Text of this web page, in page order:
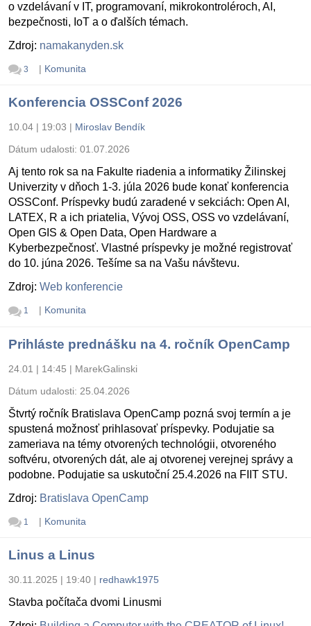
o vzdelávaní v IT, programovaní, mikrokontroléroch, AI,
bezpečnosti, IoT a o ďalších témach.
Zdroj: namakanyden.sk
3 | Komunita
Konferencia OSSConf 2026
10.04 | 19:03 | Miroslav Bendík
Dátum udalosti: 01.07.2026
Aj tento rok sa na Fakulte riadenia a informatiky Žilinskej
Univerzity v dňoch 1-3. júla 2026 bude konať konferencia
OSSConf. Príspevky budú zaradené v sekciách: Open AI,
LATEX, R a ich priatelia, Vývoj OSS, OSS vo vzdelávaní,
Open GIS & Open Data, Open Hardware a
Kyberbezpečnosť. Vlastné príspevky je možné registrovať
do 10. júna 2026. Tešíme sa na Vašu návštevu.
Zdroj: Web konferencie
1 | Komunita
Prihláste prednášku na 4. ročník OpenCamp
24.01 | 14:45 | MarekGalinski
Dátum udalosti: 25.04.2026
Štvrtý ročník Bratislava OpenCamp pozná svoj termín a je
spustená možnosť prihlasovať príspevky. Podujatie sa
zameriava na témy otvorených technológii, otvoreného
softvéru, otvorených dát, ale aj otvorenej verejnej správy a
podobne. Podujatie sa uskutoční 25.4.2026 na FIIT STU.
Zdroj: Bratislava OpenCamp
1 | Komunita
Linus a Linus
30.11.2025 | 19:40 | redhawk1975
Stavba počítača dvomi Linusmi